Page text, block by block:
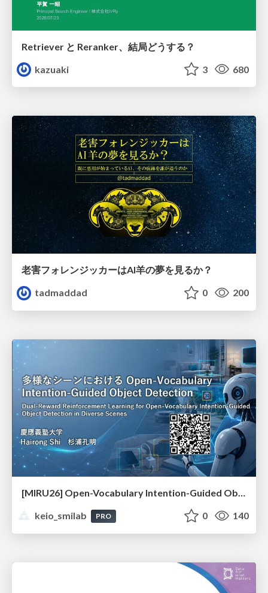
Retriever と Reranker、結局どうする？
kazuaki
3 680
老害フォレンジッカーはAI羊の夢を見るか？
tadmaddad
0 200
[MIRU26] Open-Vocabulary Intention-Guided Object Detection in Diverse Scenes
keio_smilab
PRO 0 140